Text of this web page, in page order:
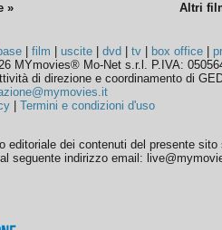
» Altri
|film |uscite |dvd |tv box office
MYmovies® Mo-Net s.r.l. P.IVA:
di direzione e coordinamento di
|Termini e condizioni d'uso
editoriale dei contenuti del presente
seguente indirizzo email: